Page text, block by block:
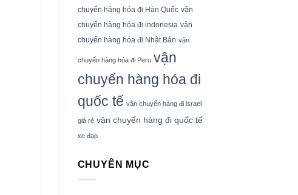
chuyển hàng hóa đi Hàn Quốc vận
chuyển hàng hóa đi indonesia vận
chuyển hàng hóa đi Nhật Bản vận
chuyển hàng hóa đi Peru vận
chuyển hàng hóa đi
quốc tế vận chuyển hàng đi israel
giá rẻ vận chuyển hàng đi quốc tế
xe đạp
CHUYÊN MỤC